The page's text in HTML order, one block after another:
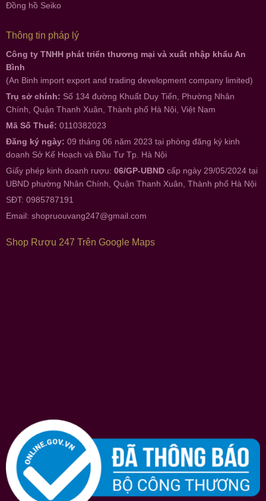
Đồng hồ Seiko
Thông tin pháp lý
Công ty TNHH phát triển thương mại và xuất nhập khẩu An
Bình
(An Binh import export and trading development company limited)
Trụ sở chính: Số 134 đường Khuất Duy Tiến, Phường Nhân
Chính, Quận Thanh Xuân, Thành phố Hà Nội, Việt Nam
Mã Số Thuế: 0110382023
Đăng ký ngày: 09 tháng 06 năm 2023 tại phòng đăng ký kinh
doanh Sở Kế Hoạch và Đầu Tư Tp. Hà Nội
Giấy phép kinh doanh rượu: 06/GP-UBND cấp ngày 29/05/2024 tại
UBND phường Nhân Chính, Quận Thanh Xuân, Thành phố Hà Nội
SĐT: 0985787191
Email: shopruouvang247@gmail.com
Shop Rượu 247 Trên Google Maps